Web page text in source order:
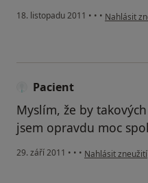
18. listopadu 2011 • • • podle
Nahlásit
Pacient
Myslím, že by
jsem opravdu moc
29. září 2011 • • • podle názoru
Nahlásit zneužití